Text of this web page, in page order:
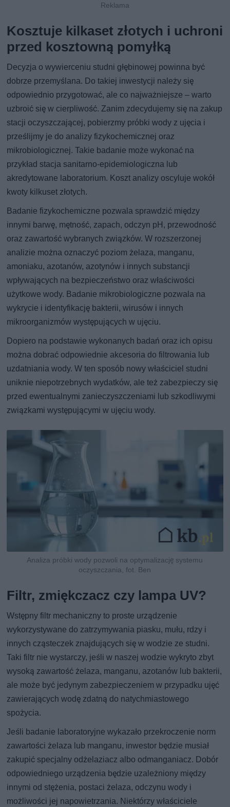
Kosztuje kilkaset złotych i uchroni
przed kosztowną pomyłką
Decyzja o wywierceniu studni głębinowej powinna być
dobrze przemyślana. Do takiej inwestycji należy się
odpowiednio przygotować, ale co najważniejsze – warto
uzbroić się w cierpliwość. Zanim zdecydujemy się na zakup
stacji oczyszczającej, pobierzmy próbki wody z ujęcia i
prześlijmy je do analizy fizykochemicznej oraz
mikrobiologicznej. Takie badanie może wykonać na
przykład stacja sanitarno-epidemiologiczna lub
akredytowane laboratorium. Koszt analizy oscyluje wokół
kwoty kilkuset złotych.
Badanie fizykochemiczne pozwala sprawdzić między
innymi barwę, mętność, zapach, odczyn pH, przewodność
oraz zawartość wybranych związków. W rozszerzonej
analizie można oznaczyć poziom żelaza, manganu,
amoniaku, azotanów, azotynów i innych substancji
wpływających na bezpieczeństwo oraz właściwości
użytkowe wody. Badanie mikrobiologiczne pozwala na
wykrycie i identyfikację bakterii, wirusów i innych
mikroorganizmów występujących w ujęciu.
Dopiero na podstawie wykonanych badań oraz ich opisu
można dobrać odpowiednie akcesoria do filtrowania lub
uzdatniania wody. W ten sposób nowy właściciel studni
uniknie niepotrzebnych wydatków, ale też zabezpieczy się
przed ewentualnymi zanieczyszczeniami lub szkodliwymi
związkami występującymi w ujęciu wody.
Analiza próbki wody pozwoli na optymalizację systemu
oczyszczania, fot. Ben
Filtr, zmiękczacz czy lampa UV?
Wstępny filtr mechaniczny to proste urządzenie
wykorzystywane do zatrzymywania piasku, mułu, rdzy i
innych cząsteczek znajdujących się w wodzie ze studni.
Taki filtr nie wystarczy, jeśli w naszej wodzie wykryto zbyt
wysoką zawartość żelaza, manganu, azotanów lub bakterii,
ale może być jedynym zabezpieczeniem w przypadku ujęć
zawierających wodę zdatną do natychmiastowego
spożycia.
Jeśli badanie laboratoryjne wykazało przekroczenie norm
zawartości żelaza lub manganu, inwestor będzie musiał
zakupić specjalny odżelaziacz albo odmanganiacz. Dobór
odpowiedniego urządzenia będzie uzależniony między
innymi od stężenia, postaci żelaza, odczynu wody i
możliwości jej napowietrzania. Niektórzy właściciele